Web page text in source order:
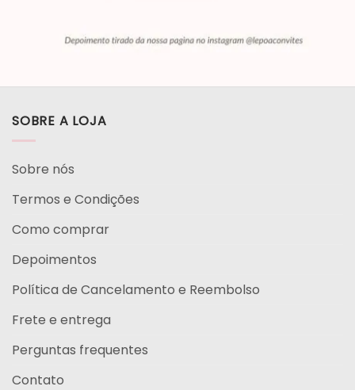
SOBRE A LOJA
Sobre nós
Termos e Condições
Como comprar
Depoimentos
Política de Cancelamento e Reembolso
Frete e entrega
Perguntas frequentes
Contato